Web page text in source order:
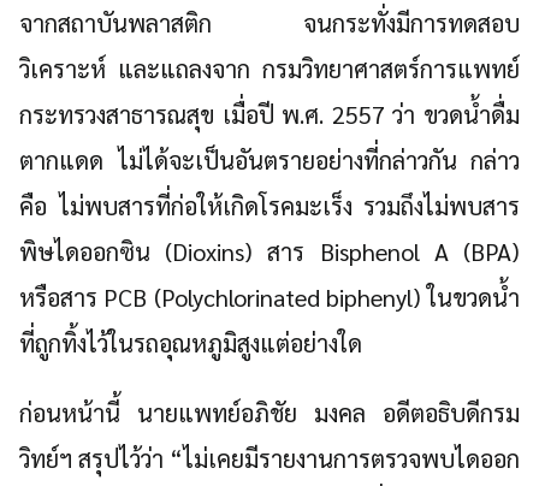
จากสถาบันพลาสติก จนกระทั่งมีการทดสอบ
วิเคราะห์ และแถลงจาก กรมวิทยาศาสตร์การแพทย์
กระทรวงสาธารณสุข เมื่อปี พ.ศ. 2557 ว่า ขวดน้ำดื่ม
ตากแดด ไม่ได้จะเป็นอันตรายอย่างที่กล่าวกัน กล่าว
คือ ไม่พบสารที่ก่อให้เกิดโรคมะเร็ง รวมถึงไม่พบสาร
พิษไดออกซิน (Dioxins) สาร Bisphenol A (BPA)
หรือสาร PCB (Polychlorinated biphenyl) ในขวดน้ำ
ที่ถูกทิ้งไว้ในรถอุณหภูมิสูงแต่อย่างใด
ก่อนหน้านี้ นายแพทย์อภิชัย มงคล อดีตอธิบดีกรม
วิทย์ฯ สรุปไว้ว่า “ไม่เคยมีรายงานการตรวจพบไดออก